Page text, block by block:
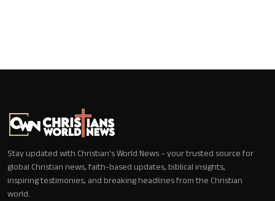
Stay updated with Christian's World News – your trusted source for
global Christian news, faith-based updates, biblical insights,
inspiring testimonies, and breaking headlines from the Christian
world.